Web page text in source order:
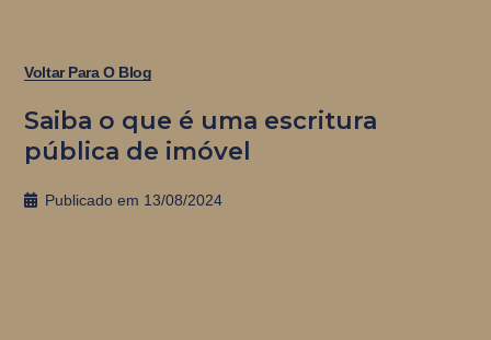
Voltar Para O Blog
Saiba o que é uma escritura
pública de imóvel
Publicado em 13/08/2024